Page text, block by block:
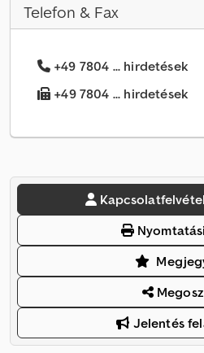
Telefon & Fax
+49 7804 ... hirdetések
+49 7804 ... hirdetések
Jelentés